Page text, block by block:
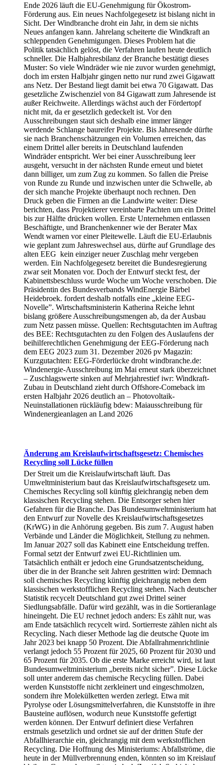
Ende 2026 läuft die EU-Genehmigung für Ökostrom-
Förderung aus. Ein neues Nachfolgegesetz ist bislang nicht in
Sicht. Der Windbranche droht ein Jahr, in dem sie nichts
Neues anfangen kann. Jahrelang scheiterte die Windkraft an
schleppenden Genehmigungen. Dieses Problem hat die
Politik tatsächlich gelöst, die Verfahren laufen heute deutlich
schneller. Die Halbjahresbilanz der Branche bestätigt dieses
Muster: So viele Windräder wie nie zuvor wurden genehmigt,
doch im ersten Halbjahr gingen netto nur rund zwei Gigawatt
ans Netz. Der Bestand liegt damit bei etwa 70 Gigawatt. Das
gesetzliche Zwischenziel von 84 Gigawatt zum Jahresende ist
außer Reichweite. Allerdings wächst auch der Fördertopf
nicht mit, da er gesetzlich gedeckelt ist. Vor den
Ausschreibungen staut sich deshalb eine immer länger
werdende Schlange baureifer Projekte. Bis Jahresende dürfte
sie nach Branchenschätzungen ein Volumen erreichen, das
einem Drittel aller bereits in Deutschland laufenden
Windräder entspricht. Wer bei einer Ausschreibung leer
ausgeht, versucht in der nächsten Runde erneut und bietet
dann billiger, um zum Zug zu kommen. So fallen die Preise
von Runde zu Runde und inzwischen unter die Schwelle, ab
der sich manche Projekte überhaupt noch rechnen. Den
Druck geben die Firmen an die Landwirte weiter: Diese
berichten, dass Projektierer vereinbarte Pachten um ein Drittel
bis zur Hälfte drücken wollen. Erste Unternehmen entlassen
Beschäftigte, und Branchenkenner wie der Berater Max
Wendt warnen vor einer Pleitewelle. Läuft die EU-Erlaubnis
wie geplant zum Jahreswechsel aus, dürfte auf Grundlage des
alten EEG kein einziger neuer Zuschlag mehr vergeben
werden. Ein Nachfolgegesetz bereitet die Bundesregierung
zwar seit Monaten vor. Doch der Entwurf steckt fest, der
Kabinettsbeschluss wurde Woche um Woche verschoben. Die
Präsidentin des Bundesverbands WindEnergie Bärbel
Heidebroek. fordert deshalb notfalls eine „kleine EEG-
Novelle”. Wirtschaftsministerin Katherina Reiche lehnt
bislang größere Ausschreibungsmengen ab, da der Ausbau
zum Netz passen müsse. Quellen: Rechtsgutachten im Auftrag
des BEE: Rechtsgutachten zu den Folgen des Auslaufens der
beihilferechtlichen Genehmigung der EEG-Förderung nach
dem EEG 2023 zum 31. Dezember 2026 pv Magazin:
Kurzgutachten: EEG-Förderlücke droht windbranche.de:
Windenergie-Ausschreibung im Mai erneut stark überzeichnet
– Zuschlagswerte sinken auf Mehrjahrestief iwr: Windkraft-
Zubau in Deutschland zieht durch Offshore-Comeback im
ersten Halbjahr 2026 deutlich an – Photovoltaik-
Neuinstallationen rückläufig bdew: Maiausschreibung für
Windenergieanlagen an Land 2026
Änderung am Kreislaufwirtschaftsgesetz: Chemisches
Recycling soll Lücke füllen
Der Streit um die Kreislaufwirtschaft läuft. Das
Umweltministerium baut das Kreislaufwirtschaftsgesetz um.
Chemisches Recycling soll künftig gleichrangig neben dem
klassischen Recycling stehen. Die Entsorger sehen hier
Gefahren für die Branche. Das Bundesumweltministerium hat
den Entwurf zur Novelle des Kreislaufwirtschaftsgesetzes
(KrWG) in die Anhörung gegeben. Bis zum 7. August haben
Verbände und Länder die Möglichkeit, Stellung zu nehmen.
Im Januar 2027 soll das Kabinett eine Entscheidung treffen.
Formal setzt der Entwurf zwei EU-Richtlinien um.
Tatsächlich enthält er jedoch eine Grundsatzentscheidung,
über die in der Branche seit Jahren gestritten wird: Demnach
soll chemisches Recycling künftig gleichrangig neben dem
klassischen werkstofflichen Recycling stehen. Nach deutscher
Statistik recycelt Deutschland gut zwei Drittel seiner
Siedlungsabfälle. Dafür wird gezählt, was in die Sortieranlage
hineingeht. Die EU rechnet jedoch anders: Es zählt nur, was
am Ende tatsächlich recycelt wird. Sortierreste zählen nicht als
Recycling. Nach dieser Methode lag die deutsche Quote im
Jahr 2023 bei knapp 50 Prozent. Die Abfallrahmenrichtlinie
verlangt jedoch 55 Prozent für 2025, 60 Prozent für 2030 und
65 Prozent für 2035. Ob die erste Marke erreicht wird, ist laut
Bundesumweltministerium „bereits nicht sicher”. Diese Lücke
soll unter anderem das chemische Recycling füllen. Dabei
werden Kunststoffe nicht zerkleinert und eingeschmolzen,
sondern ihre Molekülketten werden zerlegt. Etwa mit
Pyrolyse oder Lösungsmittelverfahren, die Kunststoffe in ihre
Bausteine auflösen, wodurch neue Kunststoffe gefertigt
werden können. Der Entwurf definiert diese Verfahren
erstmals gesetzlich und ordnet sie auf der dritten Stufe der
Abfallhierarchie ein, gleichrangig mit dem werkstofflichen
Recycling. Die Hoffnung des Ministeriums: Abfallströme, die
heute in der Müllverbrennung enden, könnten so im Kreislauf